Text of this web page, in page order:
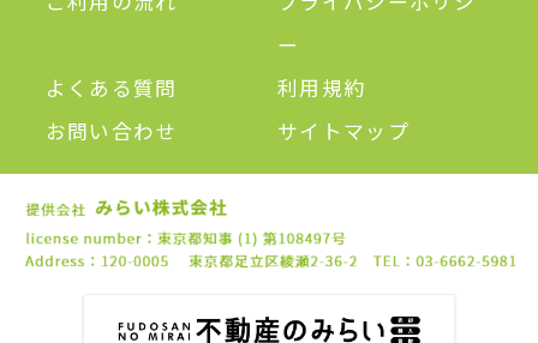
ー
よくある質問
利用規約
お問い合わせ
サイトマップ